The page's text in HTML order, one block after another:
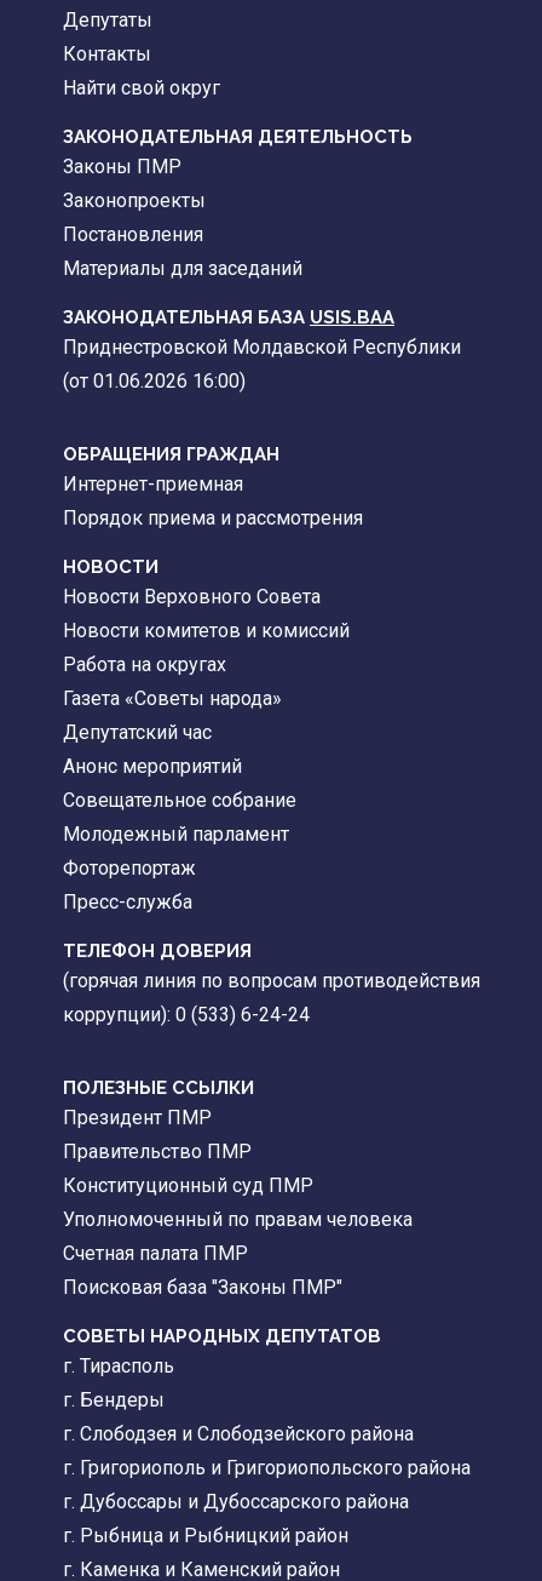
Депутаты
Контакты
Найти свой округ
ЗАКОНОДАТЕЛЬНАЯ ДЕЯТЕЛЬНОСТЬ
Законы ПМР
Законопроекты
Постановления
Материалы для заседаний
ЗАКОНОДАТЕЛЬНАЯ БАЗА USIS.BAA
Приднестровской Молдавской Республики
(от 01.06.2026 16:00)
ОБРАЩЕНИЯ ГРАЖДАН
Интернет-приемная
Порядок приема и рассмотрения
НОВОСТИ
Новости Верховного Совета
Новости комитетов и комиссий
Работа на округах
Газета «Советы народа»
Депутатский час
Анонс мероприятий
Совещательное собрание
Молодежный парламент
Фоторепортаж
Пресс-служба
ТЕЛЕФОН ДОВЕРИЯ
(горячая линия по вопросам противодействия
коррупции): 0 (533) 6-24-24
ПОЛЕЗНЫЕ ССЫЛКИ
Президент ПМР
Правительство ПМР
Конституционный суд ПМР
Уполномоченный по правам человека
Счетная палата ПМР
Поисковая база "Законы ПМР"
СОВЕТЫ НАРОДНЫХ ДЕПУТАТОВ
г. Тирасполь
г. Бендеры
г. Слободзея и Слободзейского района
г. Григориополь и Григориопольского района
г. Дубоссары и Дубоссарского района
г. Рыбница и Рыбницкий район
г. Каменка и Каменский район